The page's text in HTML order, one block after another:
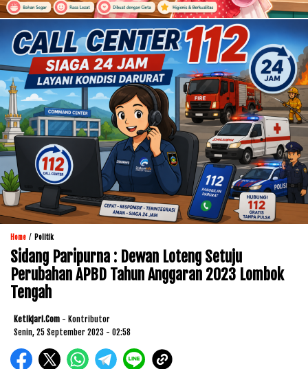
Home / Politik
Sidang Paripurna : Dewan Loteng Setuju
Perubahan APBD Tahun Anggaran 2023 Lombok
Tengah
Ketikjari.com - Kontributor
Senin, 25 September 2023 - 02:58